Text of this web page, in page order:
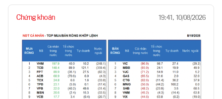
Chứng khoán 19:41, 10/08/2026